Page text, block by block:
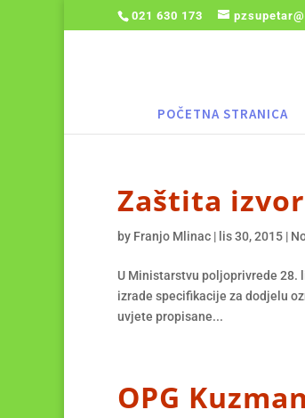
021 630 173
POČETNA STRANICA
Zaštita
by Franjo Mlinac | lis 30, 2015 |
U Ministarstvu poljoprivrede 28.
izrade specifikacije za dodjelu
uvjete propisane...
OPG